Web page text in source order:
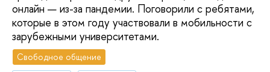
онлайн — из-за пандемии. Поговорили с ребятами,
которые в этом году участвовали в мобильности с
зарубежными университетами.
Свободное общение